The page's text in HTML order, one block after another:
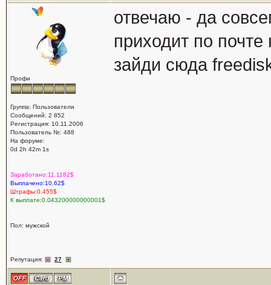
Профи
Группа: Пользователи
Сообщений: 2 852
Регистрация: 10.11.2006
Пользователь №: 488
На форуме:
0d 2h 42m 1s
Заработано:11.1182$
Выплачено:10.62$
Штрафы:0.455$
К выплате:0.043200000000001$
Пол: мужской
Репутация: 27
отвечаю - да
приходит по
зайди сюда